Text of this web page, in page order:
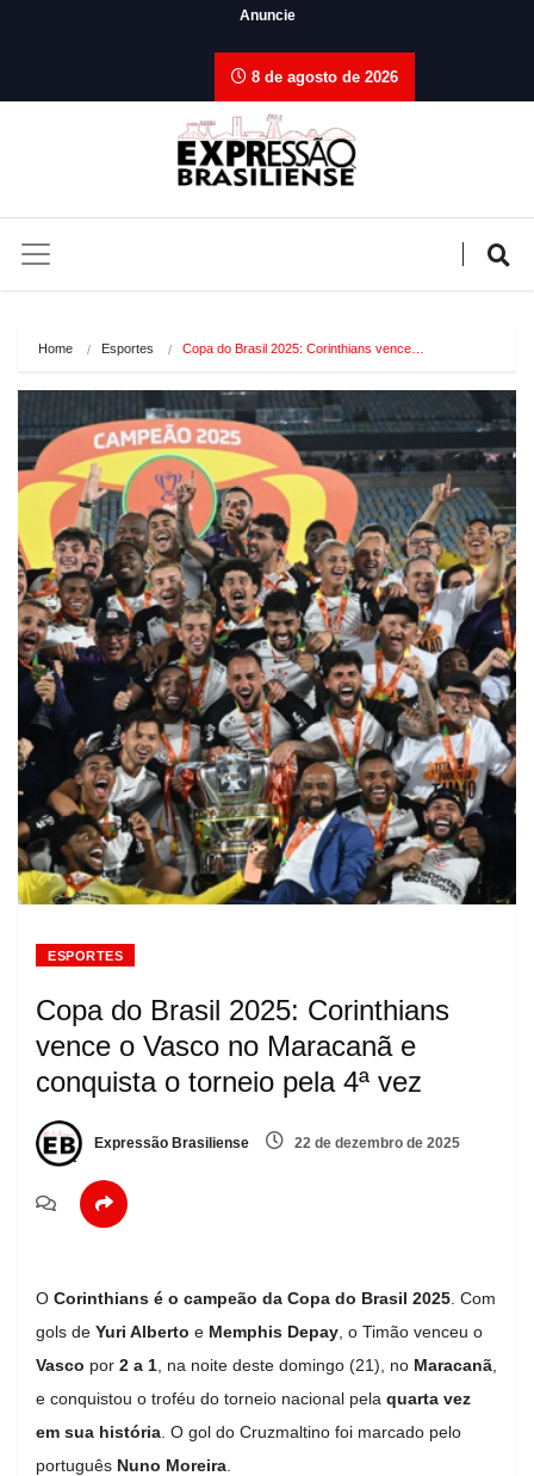
Anuncie
8 de agosto de 2026
Home Esportes Copa do Brasil 2025: Corinthians vence…
ESPORTES
Copa do Brasil 2025: Corinthians
vence o Vasco no Maracanã e
conquista o torneio pela 4ª vez
Expressão Brasiliense 22 de dezembro de 2025
O Corinthians é o campeão da Copa do Brasil 2025 . Com
gols de Yuri Alberto e Memphis Depay , o Timão venceu o
Vasco por 2 a 1 , na noite deste domingo (21), no Maracanã
e conquistou o troféu do torneio nacional pela quarta vez
em sua história . O gol do Cruzmaltino foi marcado pelo
português Nuno Moreira